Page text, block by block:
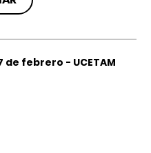
de febrero - UCETAM